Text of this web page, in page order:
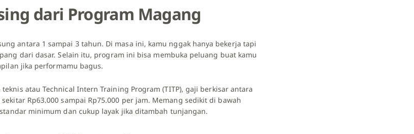
dari Program Magang
antara 1 sampai 3 tahun. Di masa ini, kamu nggak hanya bekerja tapi
dari dasar. Selain itu, program ini bisa membuka peluang buat kamu
jika performamu bagus.
atau Technical Intern Training Program (TITP), gaji berkisar antara
Rp63.000 sampai Rp75.000 per jam. Memang sedikit di bawah
minimum dan cukup layak jika ditambah tunjangan.